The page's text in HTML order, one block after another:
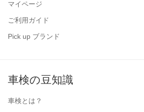
マイページ
ご利用ガイド
Pick up ブランド
車検の豆知識
車検とは？